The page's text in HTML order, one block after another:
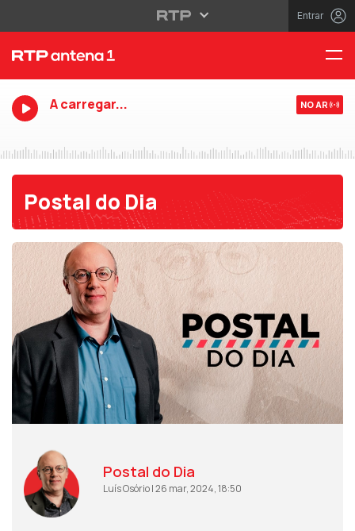
Entrar
A carregar... NO AR
Postal do Dia
Postal do Dia
Luís Osório | 26 mar, 2024, 18:50